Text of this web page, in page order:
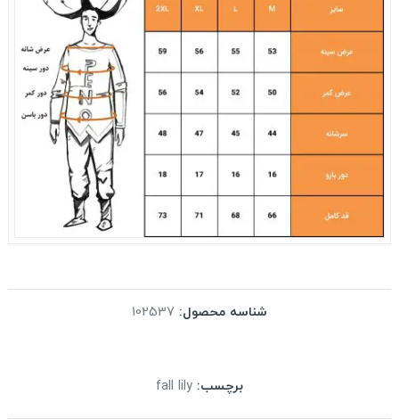
شناسه محصول: 102537
برچسب: fall lily